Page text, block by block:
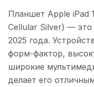
Планшет Apple iPad
Cellular Silver) — это
2025 года.
форм-фактор,
широкие
делает его